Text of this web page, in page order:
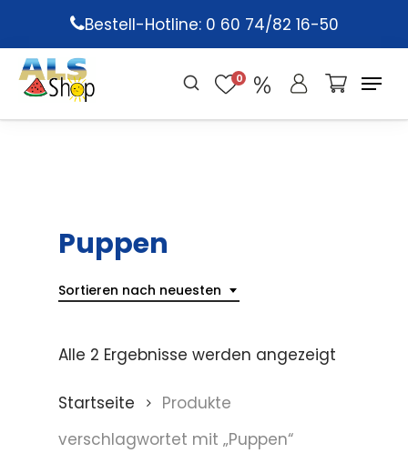
main
content
Bestell-Hotline: 0 60 74/82 16-50
0
Puppen
Sortieren nach neuesten
Alle 2 Ergebnisse werden angezeigt
Startseite
Produkte
verschlagwortet mit „Puppen“